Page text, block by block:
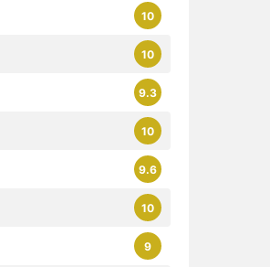
9
10
9.6
10
9.3
10
10